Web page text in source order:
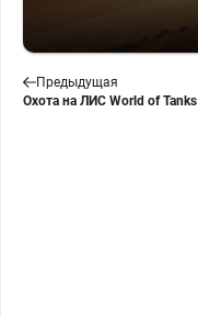
Предыдущая
Охота на ЛИС World of Tanks